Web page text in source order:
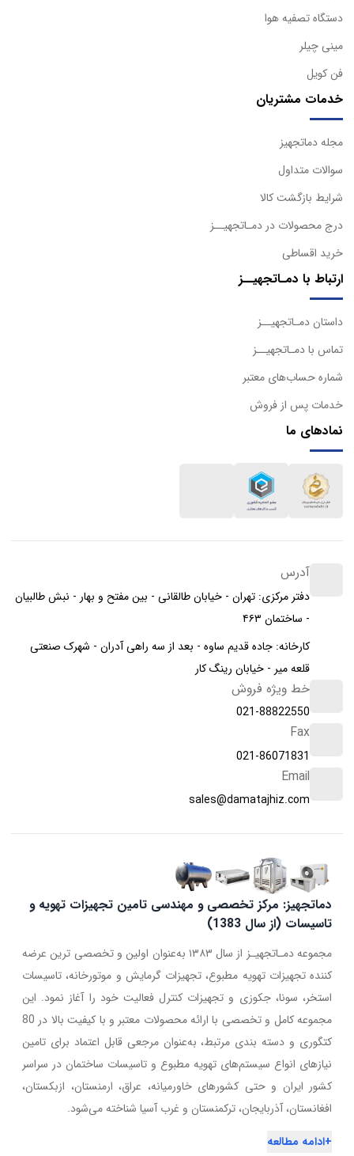
دستگاه تصفيه هوا
مینی چیلر
فن کویل
خدمات مشتریان
مجله دماتجهیز
سوالات متداول
شرایط بازگشت کالا
درج محصولات در دمـاتجهیــز
خرید اقساطی
ارتباط با دمـاتجهیــز
داستان دمـاتجهیــز
تماس با دمـاتجهیــز
شماره حساب‌های معتبر
خدمات پس از فروش
نمادهای ما
آدرس
دفتر مرکزی: تهران - خیابان طالقانی - بین مفتح و بهار - نبش طالبیان
- ساختمان ۴۶۳
کارخانه: جاده قدیم ساوه - بعد از سه راهی آدران - شهرک صنعتی
قلعه میر - خیابان رینگ کار
خط ویژه فروش
021-88822550
Fax
021-86071831
Email
sales@damatajhiz.com
دماتجهیز: مرکز تخصصی و مهندسی تامین تجهیزات تهویه و
تاسیسات (از سال 1383)
مجموعه دمـاتجهیـز از سال ۱۳۸۳ به‌عنوان اولین و تخصصی ترین عرضه
کننده تجهیزات تهویه مطبوع، تجهیزات گرمایش و موتورخانه، تاسیسات
استخر، سونا، جکوزی و تجهیزات کنترل فعالیت خود را آغاز نمود. این
مجموعه کامل و تخصصی با ارائه محصولات معتبر و با کیفیت بالا در 80
کتگوری و دسته بندی مرتبط، به‌عنوان مرجعی قابل اعتماد برای تامین
نیازهای انواع سیستم‌های تهویه مطبوع و تاسیسات ساختمان در سراسر
کشور ایران و حتی کشورهای خاورمیانه، عراق، ارمنستان، ازبکستان،
افغانستان، آذربایجان، ترکمنستان و غرب آسیا شناخته می‌شود.
+ادامه مطالعه